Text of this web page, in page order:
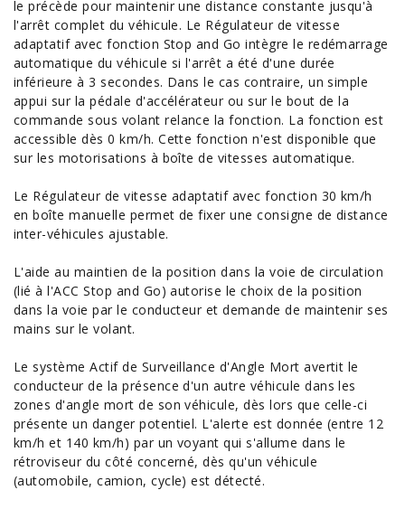
le précède pour maintenir une distance constante jusqu'à
l'arrêt complet du véhicule. Le Régulateur de vitesse
adaptatif avec fonction Stop and Go intègre le redémarrage
automatique du véhicule si l'arrêt a été d'une durée
inférieure à 3 secondes. Dans le cas contraire, un simple
appui sur la pédale d'accélérateur ou sur le bout de la
commande sous volant relance la fonction. La fonction est
accessible dès 0 km/h. Cette fonction n'est disponible que
sur les motorisations à boîte de vitesses automatique.
Le Régulateur de vitesse adaptatif avec fonction 30 km/h
en boîte manuelle permet de fixer une consigne de distance
inter-véhicules ajustable.
L'aide au maintien de la position dans la voie de circulation
(lié à l'ACC Stop and Go) autorise le choix de la position
dans la voie par le conducteur et demande de maintenir ses
mains sur le volant.
Le système Actif de Surveillance d'Angle Mort avertit le
conducteur de la présence d'un autre véhicule dans les
zones d'angle mort de son véhicule, dès lors que celle-ci
présente un danger potentiel. L'alerte est donnée (entre 12
km/h et 140 km/h) par un voyant qui s'allume dans le
rétroviseur du côté concerné, dès qu'un véhicule
(automobile, camion, cycle) est détecté.